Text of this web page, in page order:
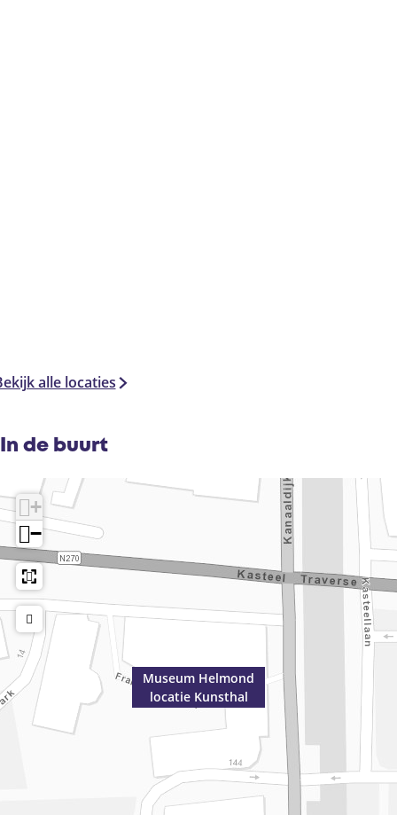
alle locaties
In de buurt
Museum Helmond
locatie Kunsthal
+
−